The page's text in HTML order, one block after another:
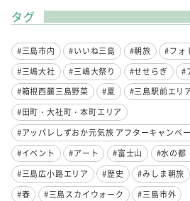
タグ
#三島市内 #いいね三島 #朝旅 #フォ
#三嶋大社
#三嶋大祭り #せせらぎ
#
#箱根西麓三島野菜
#夏 #三島駅前エリ
#田町・大社町・本町エリア
#アッパレしずおか元気旅 アフターキャンペ
#イベント
#アート #富士山 #水の都
#三島広小路エリア
#歴史 #みしま朝旅
#春
#三島スカイウォーク #三島市外